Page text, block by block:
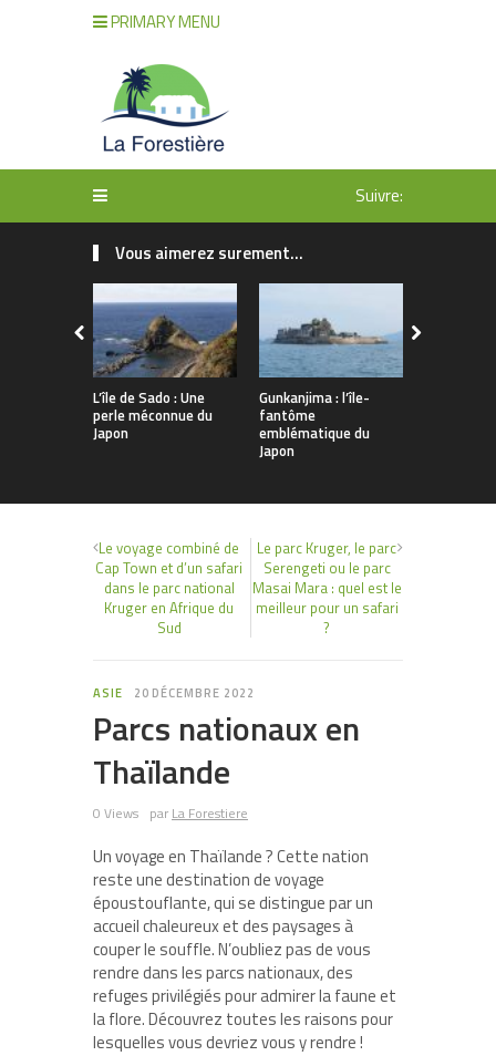
PRIMARY MENU
Suivre:
Vous aimerez surement...
L’île de Sado : Une
perle méconnue du
Japon
Gunkanjima : l’île-
fantôme
emblématique du
Japon
Le voyage combiné de
Cap Town et d’un safari
dans le parc national
Kruger en Afrique du
Sud
Le parc Kruger, le parc
Serengeti ou le parc
Masai Mara : quel est le
meilleur pour un safari
?
ASIE 20 DÉCEMBRE 2022
Parcs nationaux en
Thaïlande
0 Views par La Forestiere
Un voyage en Thaïlande ? Cette nation
reste une destination de voyage
époustouflante, qui se distingue par un
accueil chaleureux et des paysages à
couper le souffle. N’oubliez pas de vous
rendre dans les parcs nationaux, des
refuges privilégiés pour admirer la faune et
la flore. Découvrez toutes les raisons pour
lesquelles vous devriez vous y rendre !